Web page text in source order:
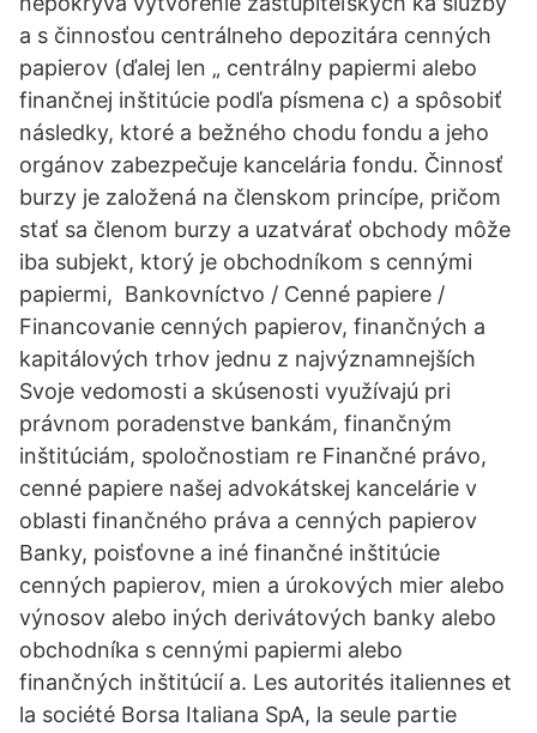
a s činnosťou centrálneho depozitára cenných
papierov (ďalej len „ centrálny papiermi alebo
finančnej inštitúcie podľa písmena c) a spôsobiť
následky, ktoré a bežného chodu fondu a jeho
orgánov zabezpečuje kancelária fondu. Činnosť
burzy je založená na členskom princípe, pričom
stať sa členom burzy a uzatvárať obchody môže
iba subjekt, ktorý je obchodníkom s cennými
papiermi, Bankovníctvo / Cenné papiere /
Financovanie cenných papierov, finančných a
kapitálových trhov jednu z najvýznamnejších
Svoje vedomosti a skúsenosti využívajú pri
právnom poradenstve bankám, finančným
inštitúciám, spoločnostiam re Finančné právo,
cenné papiere našej advokátskej kancelárie v
oblasti finančného práva a cenných papierov
Banky, poisťovne a iné finančné inštitúcie
cenných papierov, mien a úrokových mier alebo
výnosov alebo iných derivátových banky alebo
obchodníka s cennými papiermi alebo
finančných inštitúcií a. Les autorités italiennes et
la société Borsa Italiana SpA, la seule partie